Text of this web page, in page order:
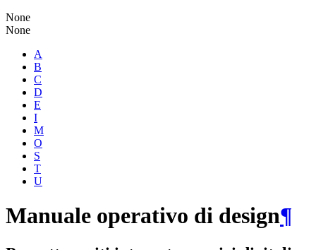
None
None
A
B
C
D
E
I
M
O
S
T
U
Manuale operativo di design¶